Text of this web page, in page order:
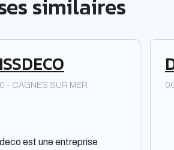
similaires
- CAGNES SUR MER
est une entreprise